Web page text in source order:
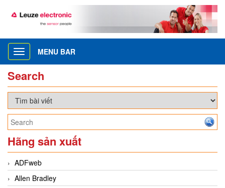
Toggle
navigation
MENU BAR
Search
Hãng sản xuất
ADFweb
Allen Bradley